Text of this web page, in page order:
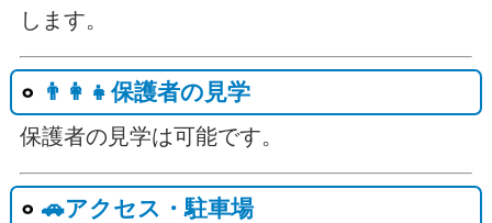
します。
👨‍👩‍👧保護者の見学
保護者の見学は可能です。
🚗アクセス・駐車場